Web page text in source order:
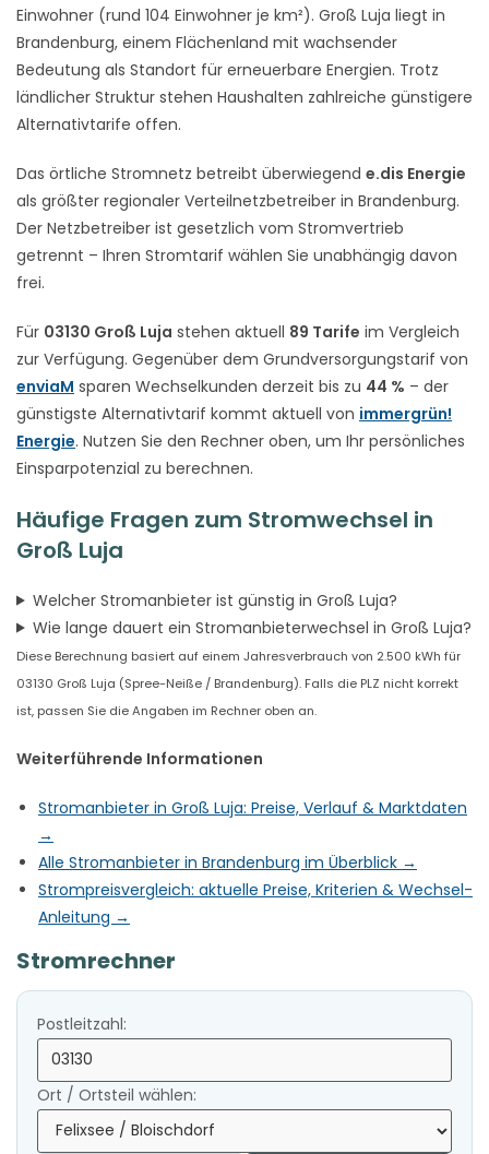
Einwohner (rund 104 Einwohner je km²). Groß Luja liegt in
Brandenburg, einem Flächenland mit wachsender
Bedeutung als Standort für erneuerbare Energien. Trotz
ländlicher Struktur stehen Haushalten zahlreiche günstigere
Alternativtarife offen.
Das örtliche Stromnetz betreibt überwiegend e.dis Energie
als größter regionaler Verteilnetzbetreiber in Brandenburg.
Der Netzbetreiber ist gesetzlich vom Stromvertrieb
getrennt – Ihren Stromtarif wählen Sie unabhängig davon
frei.
Für 03130 Groß Luja stehen aktuell 89 Tarife im Vergleich
zur Verfügung. Gegenüber dem Grundversorgungstarif von
enviaM sparen Wechselkunden derzeit bis zu 44 % – der
günstigste Alternativtarif kommt aktuell von immergrün!
Energie. Nutzen Sie den Rechner oben, um Ihr persönliches
Einsparpotenzial zu berechnen.
Häufige Fragen zum Stromwechsel in
Groß Luja
Welcher Stromanbieter ist günstig in Groß Luja?
Wie lange dauert ein Stromanbieterwechsel in Groß Luja?
Diese Berechnung basiert auf einem Jahresverbrauch von 2.500 kWh für
03130 Groß Luja (Spree-Neiße / Brandenburg). Falls die PLZ nicht korrekt
ist, passen Sie die Angaben im Rechner oben an.
Weiterführende Informationen
Stromanbieter in Groß Luja: Preise, Verlauf & Marktdaten
→
Alle Stromanbieter in Brandenburg im Überblick →
Strompreisvergleich: aktuelle Preise, Kriterien & Wechsel-
Anleitung →
Stromrechner
Postleitzahl:
Ort / Ortsteil wählen: